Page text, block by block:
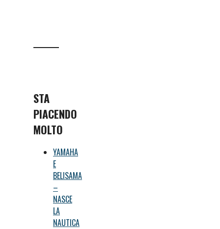
STA
PIACENDO
MOLTO
YAMAHA
E
BELISAMA
–
NASCE
LA
NAUTICA